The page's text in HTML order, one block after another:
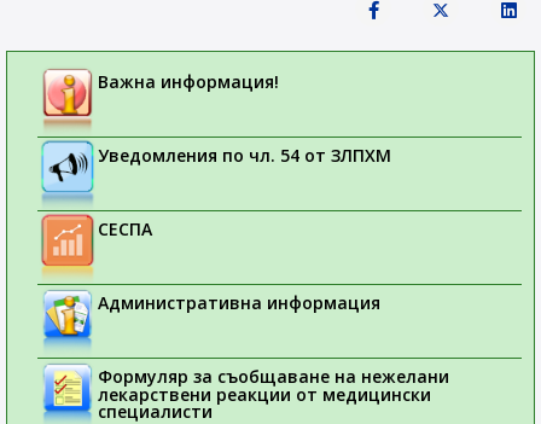
Важна информация!
Уведомления по чл. 54 от ЗЛПХМ
СЕСПА
Административна информация
Формуляр за съобщаване на нежелани
лекарствени реакции от медицински
специалисти